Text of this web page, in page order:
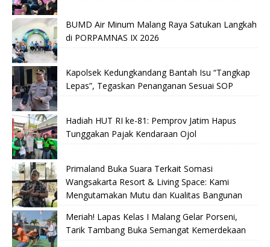
BUMD Air Minum Malang Raya Satukan Langkah
di PORPAMNAS IX 2026
Kapolsek Kedungkandang Bantah Isu “Tangkap
Lepas”, Tegaskan Penanganan Sesuai SOP
Hadiah HUT RI ke-81: Pemprov Jatim Hapus
Tunggakan Pajak Kendaraan Ojol
Primaland Buka Suara Terkait Somasi
Wangsakarta Resort & Living Space: Kami
Mengutamakan Mutu dan Kualitas Bangunan
Meriah! Lapas Kelas I Malang Gelar Porseni,
Tarik Tambang Buka Semangat Kemerdekaan